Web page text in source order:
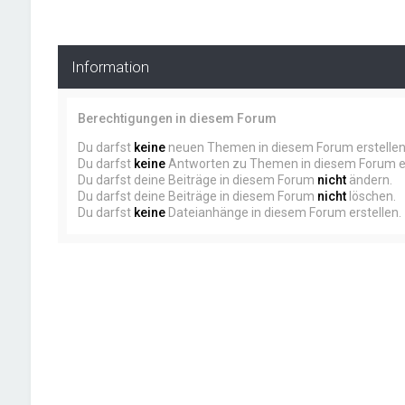
Information
Berechtigungen in diesem Forum
Du darfst keineneuen Themen in diesem Forum erstellen.
Du darfst keineAntworten zu Themen in diesem Forum
Du darfst deine Beiträge in diesem Forum nichtändern.
Du darfst deine Beiträge in diesem Forum nichtlöschen.
Du darfst keineDateianhänge in diesem Forum erstellen.